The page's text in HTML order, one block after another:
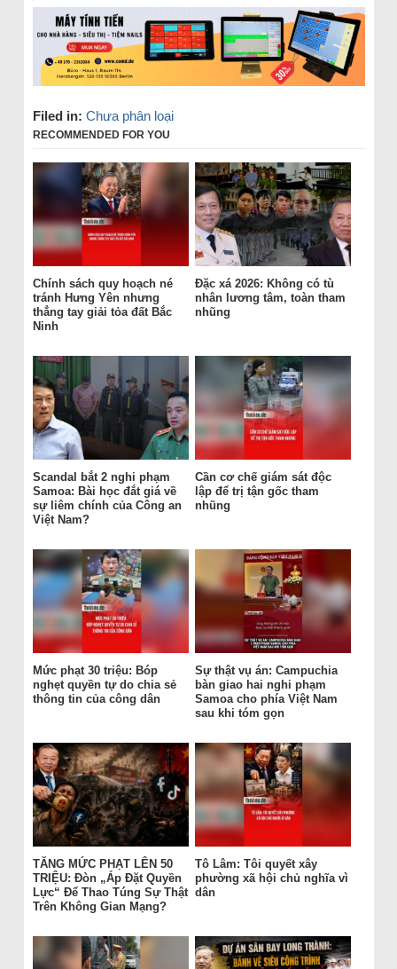
Filed in: Chưa phân loại
RECOMMENDED FOR YOU
Chính sách quy hoạch né
tránh Hưng Yên nhưng
thẳng tay giải tỏa đất Bắc
Ninh
Đặc xá 2026: Không có tù
nhân lương tâm, toàn tham
nhũng
Scandal bắt 2 nghi phạm
Samoa: Bài học đắt giá về
sự liêm chính của Công an
Việt Nam?
Cần cơ chế giám sát độc
lập để trị tận gốc tham
nhũng
Mức phạt 30 triệu: Bóp
nghẹt quyền tự do chia sẻ
thông tin của công dân
Sự thật vụ án: Campuchia
bàn giao hai nghi phạm
Samoa cho phía Việt Nam
sau khi tóm gọn
TĂNG MỨC PHẠT LÊN 50
TRIỆU: Đòn „Áp Đặt Quyền
Lực“ Để Thao Túng Sự Thật
Trên Không Gian Mạng?
Tô Lâm: Tôi quyết xây
phường xã hội chủ nghĩa vì
dân